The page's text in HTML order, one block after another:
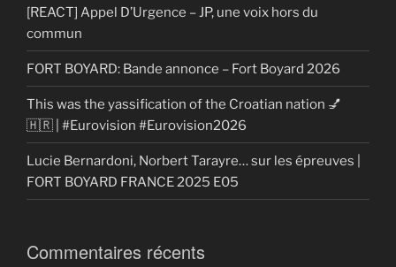
[REACT] Appel D’Urgence – JP, une voix hors du
commun
FORT BOYARD: Bande annonce – Fort Boyard 2026
This was the yassification of the Croatian nation 💅
🇭🇷 | #Eurovision #Eurovision2026
Lucie Bernardoni, Norbert Tarayre… sur les épreuves |
FORT BOYARD FRANCE 2025 E05
Commentaires récents